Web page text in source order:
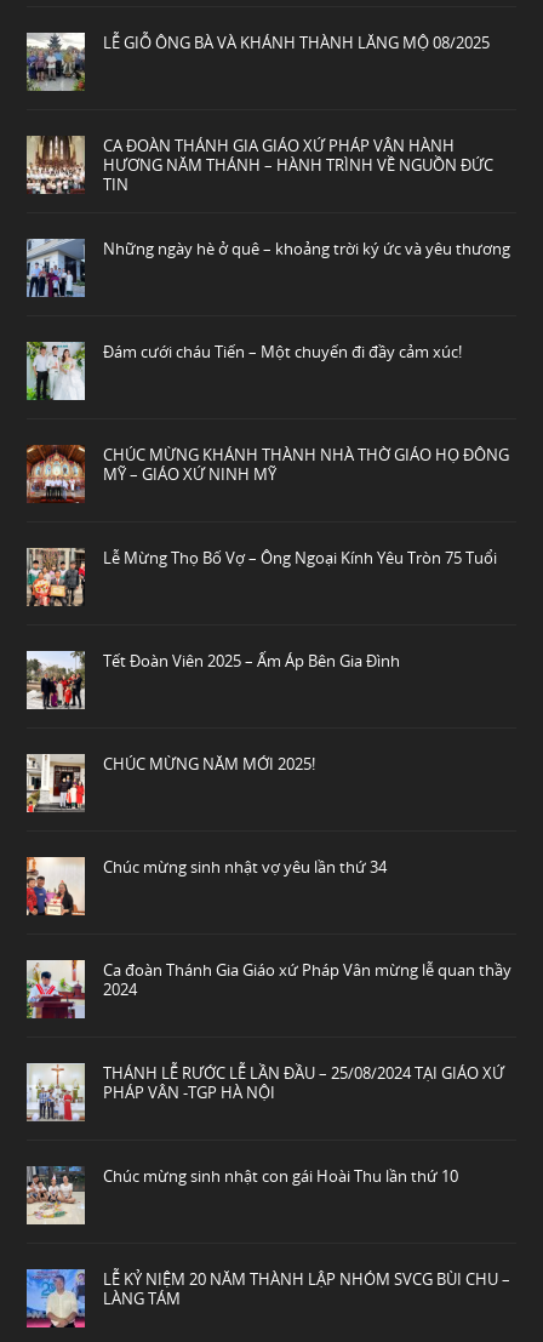
LỄ GIỖ ÔNG BÀ VÀ KHÁNH THÀNH LĂNG MỘ 08/2025
CA ĐOÀN THÁNH GIA GIÁO XỨ PHÁP VÂN HÀNH
HƯƠNG NĂM THÁNH – HÀNH TRÌNH VỀ NGUỒN ĐỨC
TIN
Những ngày hè ở quê – khoảng trời ký ức và yêu thương
Đám cưới cháu Tiến – Một chuyến đi đầy cảm xúc!
CHÚC MỪNG KHÁNH THÀNH NHÀ THỜ GIÁO HỌ ĐÔNG
MỸ – GIÁO XỨ NINH MỸ
Lễ Mừng Thọ Bố Vợ – Ông Ngoại Kính Yêu Tròn 75 Tuổi
Tết Đoàn Viên 2025 – Ấm Áp Bên Gia Đình
CHÚC MỪNG NĂM MỚI 2025!
Chúc mừng sinh nhật vợ yêu lần thứ 34
Ca đoàn Thánh Gia Giáo xứ Pháp Vân mừng lễ quan thầy
2024
THÁNH LỄ RƯỚC LỄ LẦN ĐẦU – 25/08/2024 TẠI GIÁO XỨ
PHÁP VÂN -TGP HÀ NỘI
Chúc mừng sinh nhật con gái Hoài Thu lần thứ 10
LỄ KỶ NIỆM 20 NĂM THÀNH LẬP NHÓM SVCG BÙI CHU –
LÀNG TÁM